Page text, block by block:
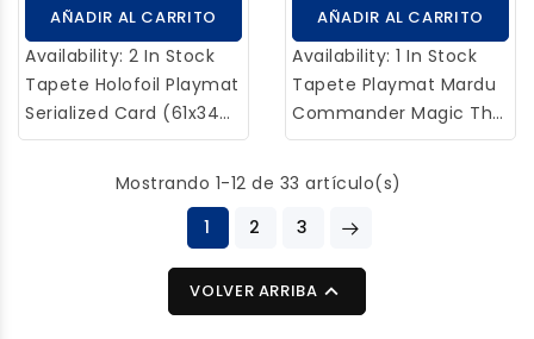
AÑADIR AL CARRITO
Availability: 2 In Stock
Tapete Holofoil Playmat
Serialized Card (61x34
cm) Magic The
Gathering Multiplanar
AÑADIR AL CARRITO
Availability: 1 In Stock
Tapete Playmat Mardu
Commander Magic The
Gathering - Ultra Pro
Mostrando 1-12 de 33 artículo(s)
1
2 3
VOLVER ARRIBA 